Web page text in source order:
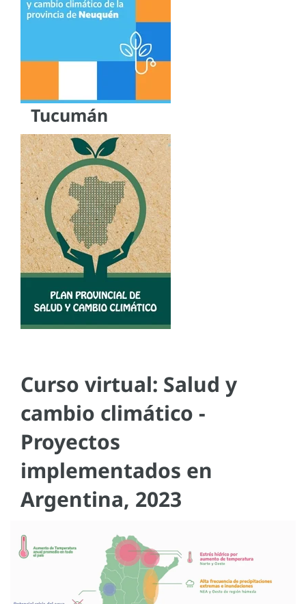
Tucumán
Curso virtual: Salud y
cambio climático -
Proyectos
implementados en
Argentina, 2023